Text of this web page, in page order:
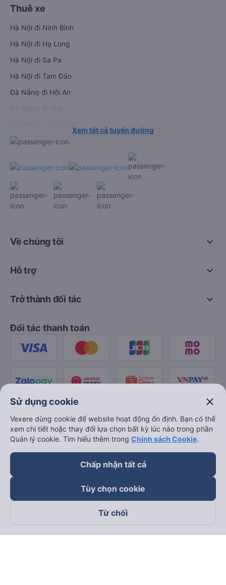
Thuê xe
Hà Nội đi Ninh Bình
Hà Nội đi Hạ Long
Hà Nội đi Sa Pa
Hà Nội đi Tam Đảo
Đà Nẵng đi Hội An
Xem tất cả tuyến đường
keyboard_arrow_down
Về chúng tôi
keyboard_arrow_down
Hỗ trợ
keyboard_arrow_down
Trở thành đối tác
Đối tác thanh toán
Sử dụng cookie close
Vexere dùng cookie để website hoạt động ổn định. Bạn có thể
xem chi tiết hoặc thay đổi lựa chọn bất kỳ lúc nào trong phần
Quản lý cookie. Tìm hiểu thêm trong Chính sách Cookie.
Chấp nhận tất cả
Tùy chọn cookie
Từ chối